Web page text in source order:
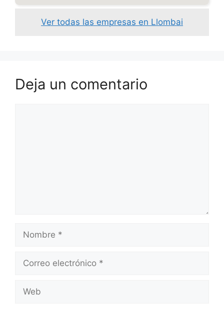
Ver todas las empresas en Llombai
Deja un comentario
Nombre
Correo
Web